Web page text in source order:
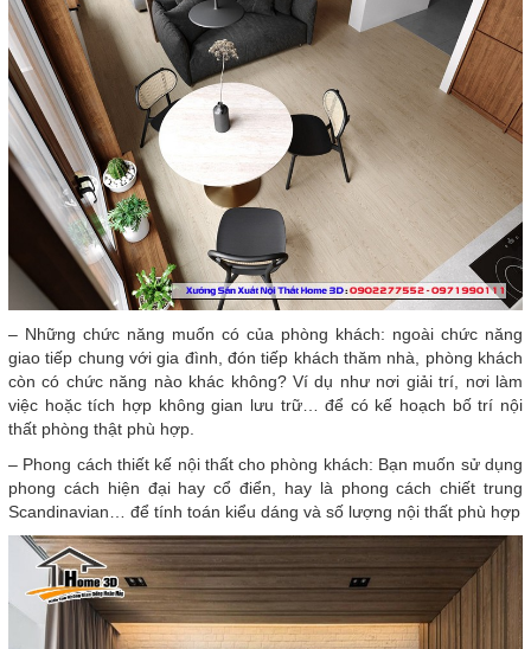
– Những chức năng muốn có của phòng khách: ngoài chức năng
giao tiếp chung với gia đình, đón tiếp khách thăm nhà, phòng khách
còn có chức năng nào khác không? Ví dụ như nơi giải trí, nơi làm
việc hoặc tích hợp không gian lưu trữ… để có kế hoạch bố trí nội
thất phòng thật phù hợp.
– Phong cách thiết kế nội thất cho phòng khách: Bạn muốn sử dụng
phong cách hiện đại hay cổ điển, hay là phong cách chiết trung
Scandinavian… để tính toán kiểu dáng và số lượng nội thất phù hợp